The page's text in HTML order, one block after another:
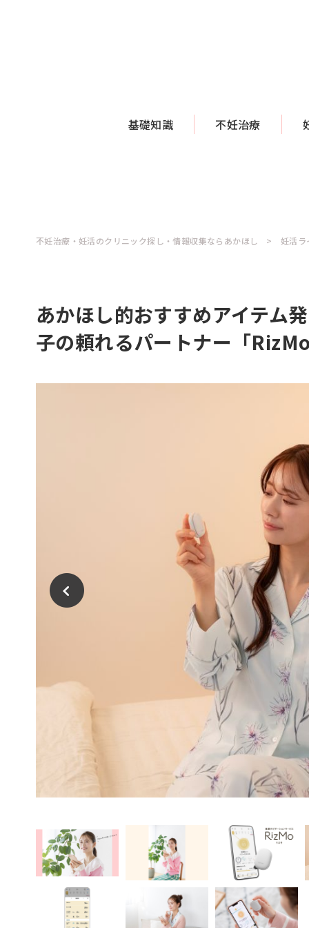
基礎知識 不妊治療
不妊治療・妊活のクリニック探し・情報収集ならあかほし 妊活ラ
あかほし的おすすめアイテム
子の頼れるパートナー「